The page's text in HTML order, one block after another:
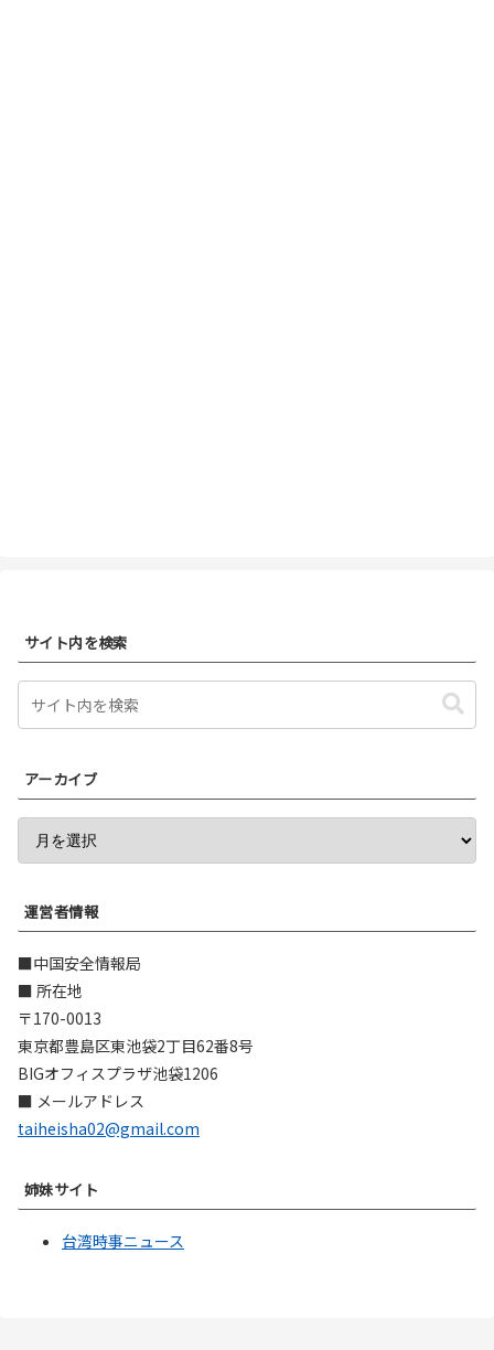
サイト内を検索
アーカイブ
運営者情報
■中国安全情報局
■ 所在地
〒170-0013
東京都豊島区東池袋2丁目62番8号
BIGオフィスプラザ池袋1206
■ メールアドレス
taiheisha02@gmail.com
姉妹サイト
台湾時事ニュース